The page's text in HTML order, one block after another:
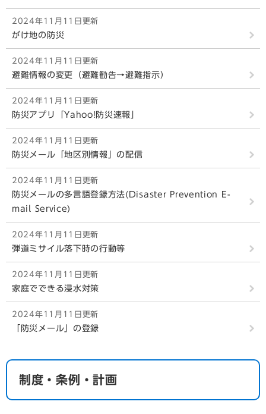
2024年11月11日更新
がけ地の防災
2024年11月11日更新
避難情報の変更（避難勧告→避難指示）
2024年11月11日更新
防災アプリ「Yahoo!防災速報」
2024年11月11日更新
防災メール「地区別情報」の配信
2024年11月11日更新
防災メールの多言語登録方法(Disaster Prevention E-
mail Service)
2024年11月11日更新
弾道ミサイル落下時の行動等
2024年11月11日更新
家庭でできる浸水対策
2024年11月11日更新
「防災メール」の登録
制度・条例・計画